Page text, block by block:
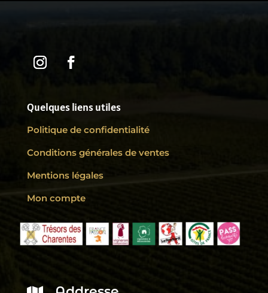
Quelques liens utiles
Politique de confidentialité
Conditions générales de ventes
Mentions légales
Mon compte